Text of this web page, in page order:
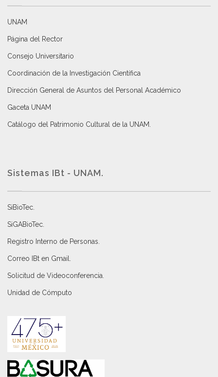
UNAM
Página del Rector
Consejo Universitario
Coordinación de la Investigación Científica
Dirección General de Asuntos del Personal Académico
Gaceta UNAM
Catálogo del Patrimonio Cultural de la UNAM.
Sistemas IBt - UNAM.
SiBioTec
SiGABioTec.
Registro Interno de Personas
Correo IBt en Gmail
Solicitud de Videoconferencia.
Unidad de Cómputo